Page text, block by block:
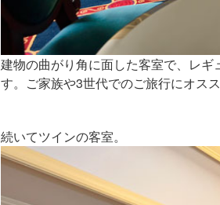
建物の曲がり角に面した客室で、レ
す。ご家族や3世代でのご旅行にオス
続いてツインの客室。